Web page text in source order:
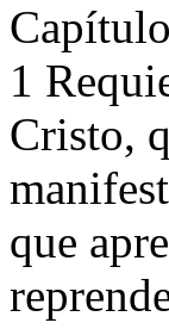
1
Cristo,
que